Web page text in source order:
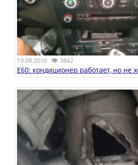
19.08.2016 👁 3842
E60: кондиционер работает, но не